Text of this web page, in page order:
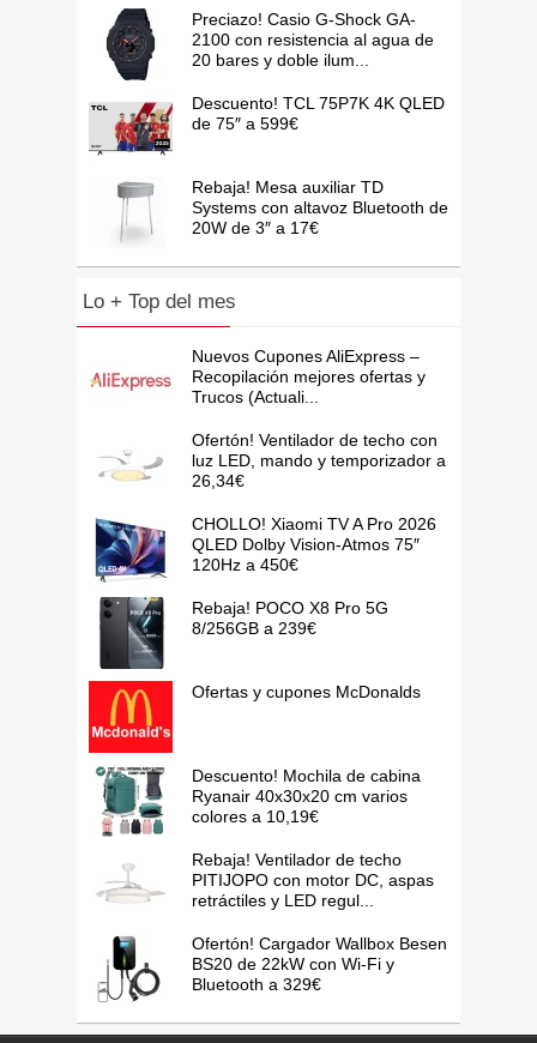
Preciazo! Casio G-Shock GA-
2100 con resistencia al agua de
20 bares y doble ilum...
Descuento! TCL 75P7K 4K QLED
de 75″ a 599€
Rebaja! Mesa auxiliar TD
Systems con altavoz Bluetooth de
20W de 3″ a 17€
Lo + Top del mes
Nuevos Cupones AliExpress –
Recopilación mejores ofertas y
Trucos (Actuali...
Ofertón! Ventilador de techo con
luz LED, mando y temporizador a
26,34€
CHOLLO! Xiaomi TV A Pro 2026
QLED Dolby Vision-Atmos 75″
120Hz a 450€
Rebaja! POCO X8 Pro 5G
8/256GB a 239€
Ofertas y cupones McDonalds
Descuento! Mochila de cabina
Ryanair 40x30x20 cm varios
colores a 10,19€
Rebaja! Ventilador de techo
PITIJOPO con motor DC, aspas
retráctiles y LED regul...
Ofertón! Cargador Wallbox Besen
BS20 de 22kW con Wi-Fi y
Bluetooth a 329€